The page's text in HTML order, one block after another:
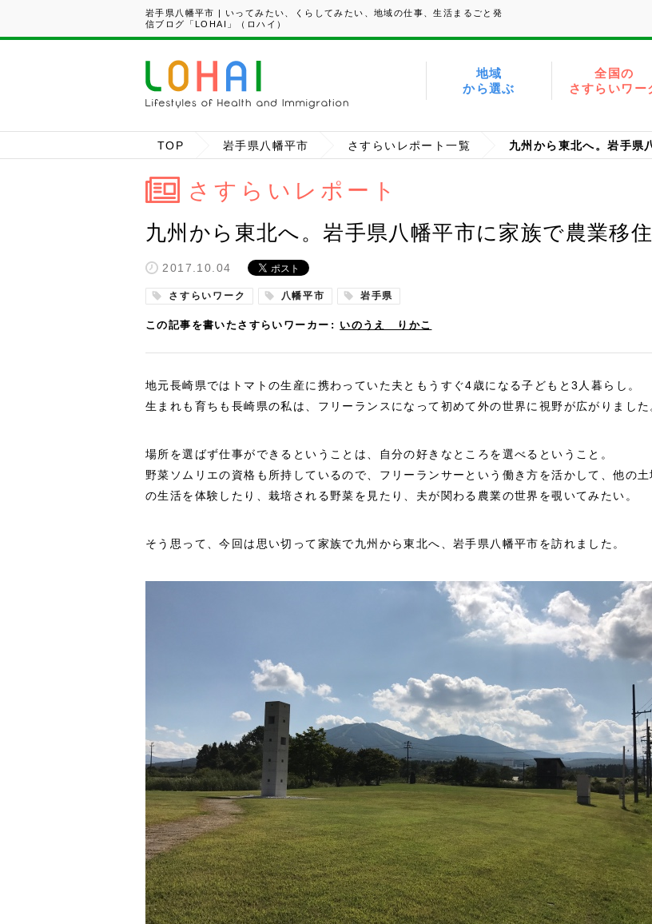
岩手県八幡平市 | いってみたい、くらしてみたい、地域の仕事、生活まるごと発
信ブログ「LOHAI」（ロハイ）
地域
から選ぶ
全国の
さすらいワー
TOP 岩手県八幡平市 さすらいレポート一覧
さすらいレポート
九州から東北へ。岩手県八幡平市に家族で農業移
2017.10.04
さすらいワーク 八幡平市 岩手県
この記事を書いたさすらいワーカー いのうえ りかこ
地元長崎県ではトマトの生産に携わっていた夫ともうすぐ4歳になる子どもと3人暮らし。
生まれも育ちも長崎県の私は、フリーランスになって初めて外の世界に視野が広がりました
場所を選ばず仕事ができるということは、自分の好きなところを選べるということ。
野菜ソムリエの資格も所持しているので、フリーランサーという働き方を活かして、他の土
の生活を体験したり、栽培される野菜を見たり、夫が関わる農業の世界を覗いてみたい。
そう思って、今回は思い切って家族で九州から東北へ、岩手県八幡平市を訪れました。